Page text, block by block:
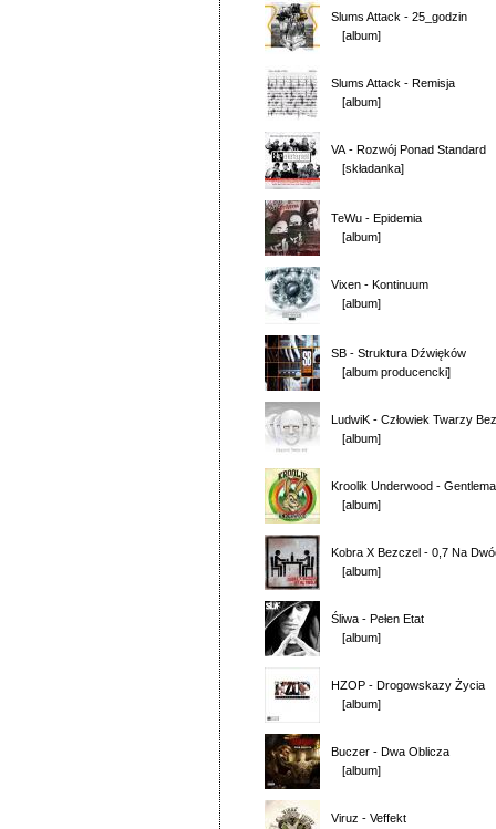
Slums Attack - 25_godzin
[album]
Slums Attack - Remisja
[album]
VA - Rozwój Ponad Standard
[składanka]
TeWu - Epidemia
[album]
Vixen - Kontinuum
[album]
SB - Struktura Dźwięków
[album producencki]
LudwiK - Człowiek Twarzy Bez
[album]
Kroolik Underwood -
[album]
Kobra X Bezczel - 0,7 Na
[album]
Śliwa - Pełen Etat
[album]
HZOP - Drogowskazy Życia
[album]
Buczer - Dwa Oblicza
[album]
Viruz - Veffekt